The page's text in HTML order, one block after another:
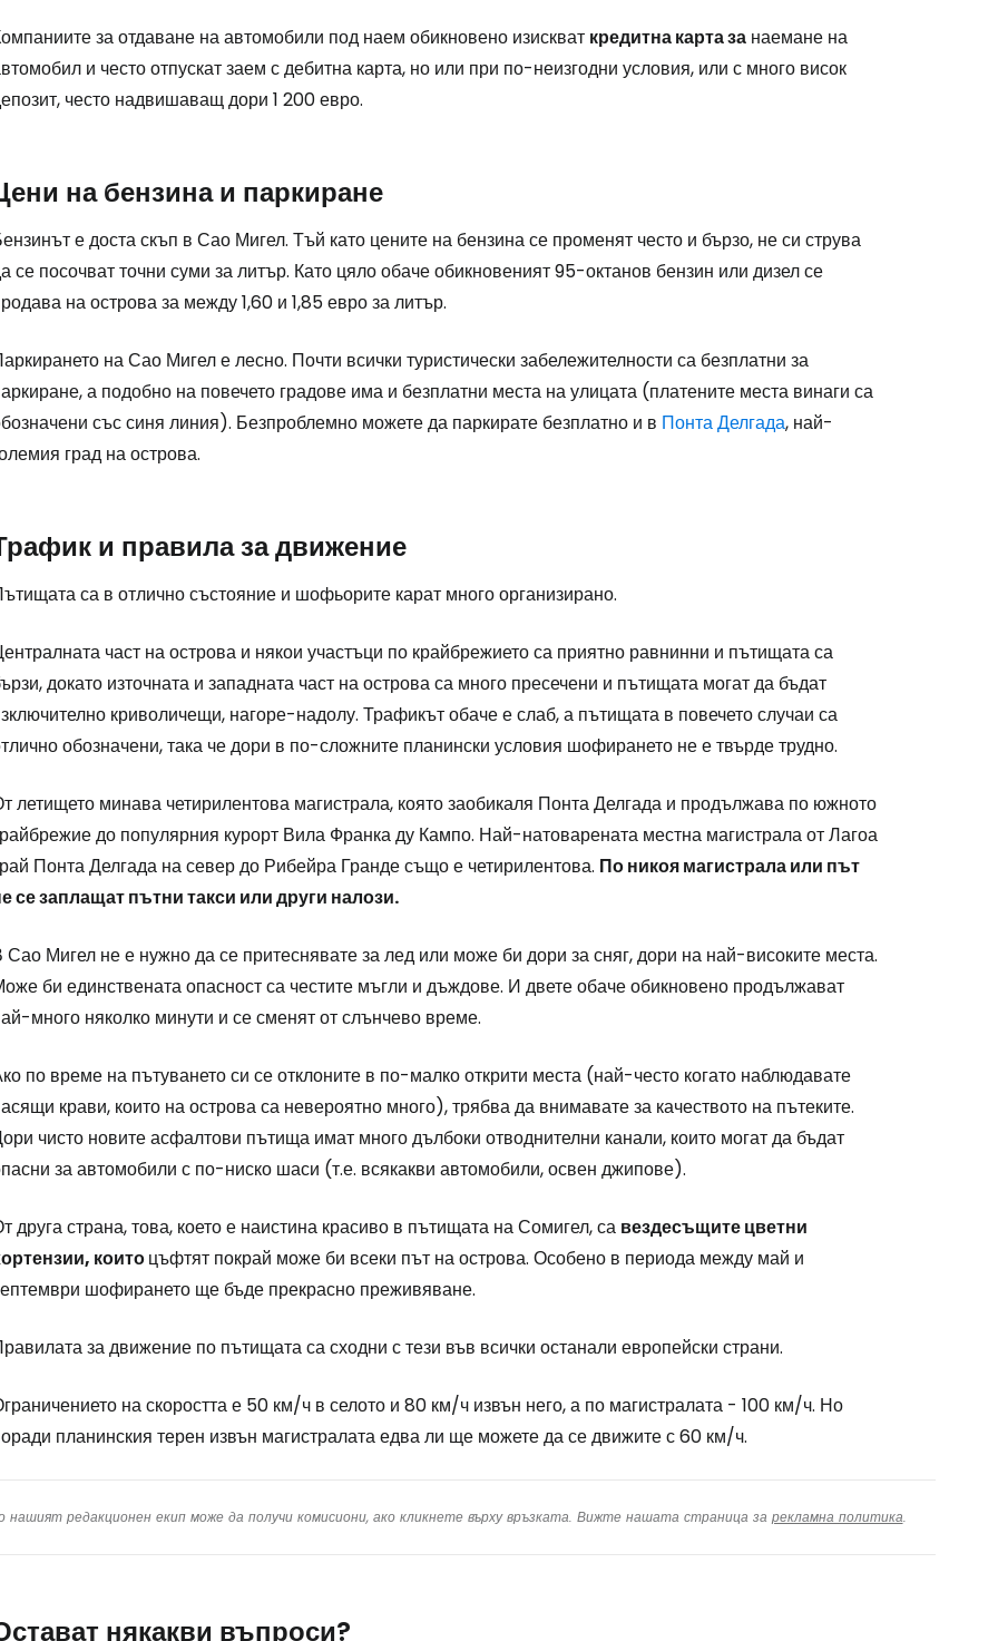
за отдаване на автомобили под наем обикновено изискват кредитна карта за наемане на
и често отпускат заем с дебитна карта, но или при по-неизгодни условия, или с много висок
често надвишаващ дори 1 200 евро.
на бензина и паркиране
е доста скъп в Сао Мигел. Тъй като цените на бензина се променят често и бързо, не си струва
се посочват точни суми за литър. Като цяло обаче обикновеният 95-октанов бензин или дизел се
на острова за между 1,60 и 1,85 евро за литър.
на Сао Мигел е лесно. Почти всички туристически забележителности са безплатни за
а подобно на повечето градове има и безплатни места на улицата (платените места винаги са
със синя линия). Безпроблемно можете да паркирате безплатно и в Понта Делгада, най-
град на острова.
и правила за движение
са в отлично състояние и шофьорите карат много организирано.
част на острова и някои участъци по крайбрежието са приятно равнинни и пътищата са
докато източната и западната част на острова са много пресечени и пътищата могат да бъдат
криволичещи, нагоре-надолу. Трафикът обаче е слаб, а пътищата в повечето случаи са
обозначени, така че дори в по-сложните планински условия шофирането не е твърде трудно.
летището минава четирилентова магистрала, която заобикаля Понта Делгада и продължава по южното
до популярния курорт Вила Франка ду Кампо. Най-натоварената местна магистрала от Лагоа
Понта Делгада на север до Рибейра Гранде също е четирилентова. По никоя магистрала или път
се заплащат пътни такси или други налози.
Сао Мигел не е нужно да се притеснявате за лед или може би дори за сняг, дори на най-високите места.
би единствената опасност са честите мъгли и дъждове. И двете обаче обикновено продължават
много няколко минути и се сменят от слънчево време.
по време на пътуването си се отклоните в по-малко открити места (най-често когато наблюдавате
крави, които на острова са невероятно много), трябва да внимавате за качеството на пътеките.
чисто новите асфалтови пътища имат много дълбоки отводнителни канали, които могат да бъдат
за автомобили с по-ниско шаси (т.е. всякакви автомобили, освен джипове).
друга страна, това, което е наистина красиво в пътищата на Сомигел, са вездесъщите цветни
коитоцъфтят покрай може би всеки път на острова. Особено в периода между май и
шофирането ще бъде прекрасно преживяване.
за движение по пътищата са сходни с тези във всички останали европейски страни.
на скоростта е 50 км/ч в селото и 80 км/ч извън него, а по магистралата - 100 км/ч. Но
планинския терен извън магистралата едва ли ще можете да се движите с 60 км/ч.
редакционен екип може да получи комисиони, ако кликнете върху връзката. Вижте нашата страница за рекламна политика.
някакви въпроси?
Продължете с имейл